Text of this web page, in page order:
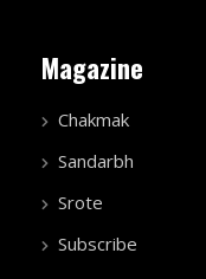
Magazine
Chakmak
Sandarbh
Srote
Subscribe